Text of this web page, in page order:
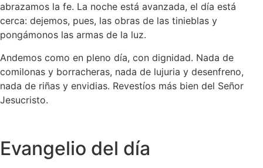
abrazamos la fe. La noche está avanzada, el día está
cerca: dejemos, pues, las obras de las tinieblas y
pongámonos las armas de la luz.
Andemos como en pleno día, con dignidad. Nada de
comilonas y borracheras, nada de lujuria y desenfreno,
nada de riñas y envidias. Revestíos más bien del Señor
Jesucristo.
Evangelio del día